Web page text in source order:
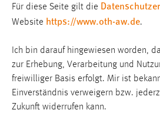
Für diese Seite gilt die
Website https://www.oth-aw.de.
Ich bin darauf hingewiesen worden,
zur Erhebung, Verarbeitung und
freiwilliger Basis erfolgt. Mir ist
Einverständnis verweigern bzw.
Zukunft widerrufen kann.
Einverständnis
cookie_consent
Zweck:
Dieser Cookie speichert die
Optionen des Benutzers